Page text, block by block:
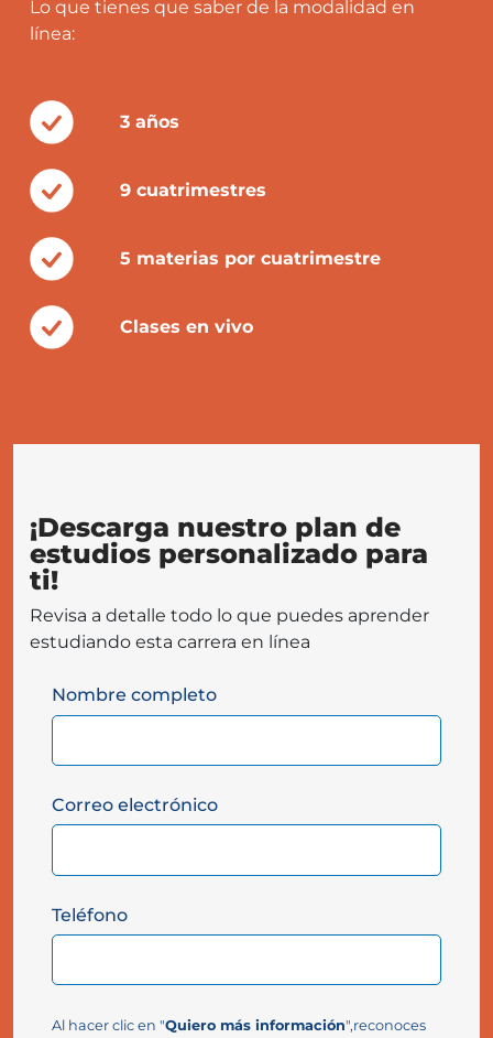
Lo que tienes que saber de la modalidad en
línea:
3 años
9 cuatrimestres
5 materias por cuatrimestre
Clases en vivo
¡Descarga nuestro plan de
estudios personalizado para
ti!
Revisa a detalle todo lo que puedes aprender
estudiando esta carrera en línea
Nombre completo
Correo electrónico
Teléfono
Al hacer clic en "Quiero más información",reconoces